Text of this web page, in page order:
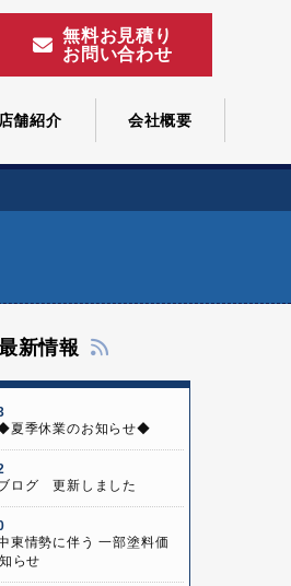
無料お見積り
お問い合わせ
店舗紹介 会社概要
新情報
夏季休業のお知らせ◆
ログ 更新しました
東情勢に伴う 一部塗料価
らせ